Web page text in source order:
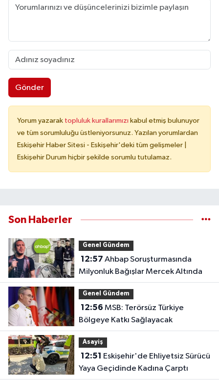
Gönder
Yorum yazarak topluluk kurallarımızı kabul etmiş bulunuyor
ve tüm sorumluluğu üstleniyorsunuz. Yazılan yorumlardan
Eskişehir Haber Sitesi - Eskişehir'deki tüm gelişmeler |
Eskişehir Durum hiçbir şekilde sorumlu tutulamaz.
Son Haberler
Genel Gündem
12:57
Milyonluk Bağışlar Mercek Altında
Genel Gündem
12:56
Bölgeye Katkı Sağlayacak
Asayiş
12:51
Yaya Geçidinde Kadına Çarptı